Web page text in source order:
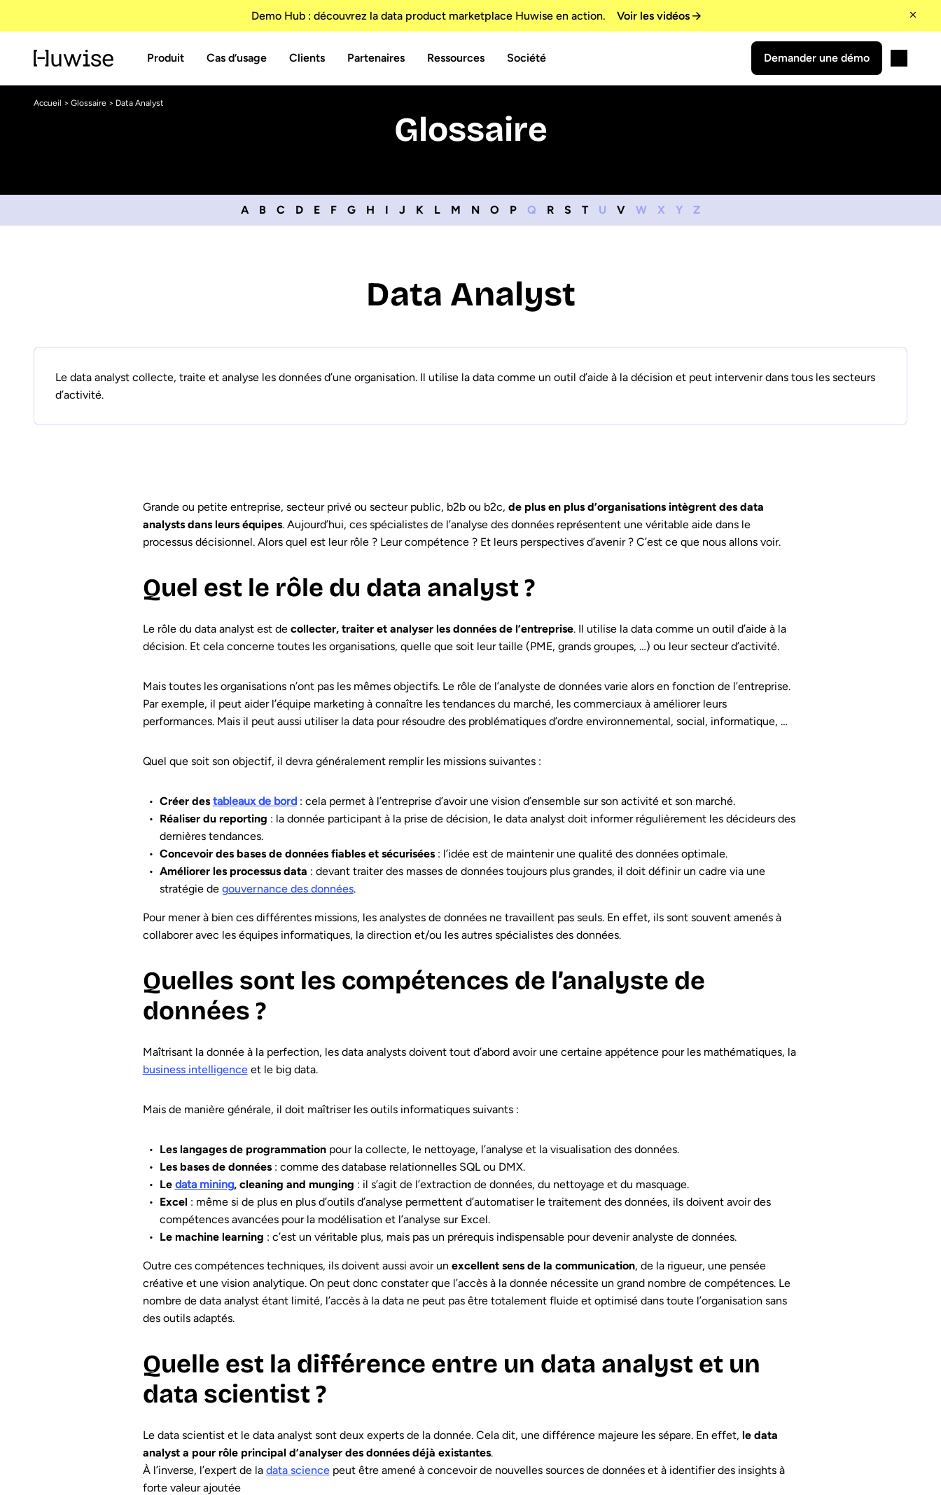
Demo Hub : découvrez la data product marketplace Huwise en action. Voir les vidéos
Produit Cas d’usage Clients Partenaires Ressources Société Demander une démo
Accueil > Glossaire > Data Analyst
Glossaire
A B C D E F G H I J K L M N O P Q R S T U V W X Y Z
Data Analyst
Le data analyst collecte, traite et analyse les données d’une organisation. Il utilise la data comme un outil d’aide à la décision et peut intervenir dans tous les secteurs
d’activité.
Grande ou petite entreprise, secteur privé ou secteur public, b2b ou b2c, de plus en plus d’organisations intègrent des data
analysts dans leurs équipes. Aujourd’hui, ces spécialistes de l’analyse des données représentent une véritable aide dans le
processus décisionnel. Alors quel est leur rôle ? Leur compétence ? Et leurs perspectives d’avenir ? C’est ce que nous allons voir.
Quel est le rôle du data analyst ?
Le rôle du data analyst est de collecter, traiter et analyser les données de l’entreprise. Il utilise la data comme un outil d’aide à la
décision. Et cela concerne toutes les organisations, quelle que soit leur taille (PME, grands groupes, …) ou leur secteur d’activité.
Mais toutes les organisations n’ont pas les mêmes objectifs. Le rôle de l’analyste de données varie alors en fonction de l’entreprise.
Par exemple, il peut aider l’équipe marketing à connaître les tendances du marché, les commerciaux à améliorer leurs
performances. Mais il peut aussi utiliser la data pour résoudre des problématiques d’ordre environnemental, social, informatique, …
Quel que soit son objectif, il devra généralement remplir les missions suivantes :
Créer des tableaux de bord : cela permet à l’entreprise d’avoir une vision d’ensemble sur son activité et son marché.
Réaliser du reporting : la donnée participant à la prise de décision, le data analyst doit informer régulièrement les décideurs des
dernières tendances.
Concevoir des bases de données fiables et sécurisées: l’idée est de maintenir une qualité des données optimale.
Améliorer les processus data : devant traiter des masses de données toujours plus grandes, il doit définir un cadre via une
stratégie de gouvernance des données.
Pour mener à bien ces différentes missions, les analystes de données ne travaillent pas seuls. En effet, ils sont souvent amenés à
collaborer avec les équipes informatiques, la direction et/ou les autres spécialistes des données.
Quelles sont les compétences de l’analyste de
données ?
Maîtrisant la donnée à la perfection, les data analysts doivent tout d’abord avoir une certaine appétence pour les mathématiques, la
business intelligenceet le big data.
Mais de manière générale, il doit maîtriser les outils informatiques suivants :
Les langages de programmationpour la collecte, le nettoyage, l’analyse et la visualisation des données.
Les bases de données: comme des database relationnelles SQL ou DMX.
Le data mining, cleaning and munging : il s’agit de l’extraction de données, du nettoyage et du masquage.
Excel : même si de plus en plus d’outils d’analyse permettent d’automatiser le traitement des données, ils doivent avoir des
compétences avancées pour la modélisation et l’analyse sur Excel.
Le machine learning : c’est un véritable plus, mais pas un prérequis indispensable pour devenir analyste de données.
Outre ces compétences techniques, ils doivent aussi avoir un excellent sens de la communication, de la rigueur, une pensée
créative et une vision analytique. On peut donc constater que l’accès à la donnée nécessite un grand nombre de compétences. Le
nombre de data analyst étant limité, l’accès à la data ne peut pas être totalement fluide et optimisé dans toute l’organisation sans
des outils adaptés.
Quelle est la différence entre un data analyst et un
data scientist ?
Le data scientist et le data analyst sont deux experts de la donnée. Cela dit, une différence majeure les sépare. En effet, le data
analyst a pour rôle principal d’analyser des données déjà existantes.
À l’inverse, l’expert de la data sciencepeut être amené à concevoir de nouvelles sources de données et à identifier des insights à
forte valeur ajoutée